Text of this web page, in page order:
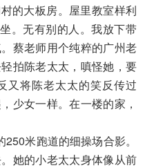
的大板房。屋里教室样利
。无有别的人。我放下带
蔡老师用个纯粹的广州老
拍陈老太太，嗔怪她，要
又将陈老太太的笑反传过
少女一样。在一楼的家，
米跑道的细操场合影。
她的小老太太身体像从前